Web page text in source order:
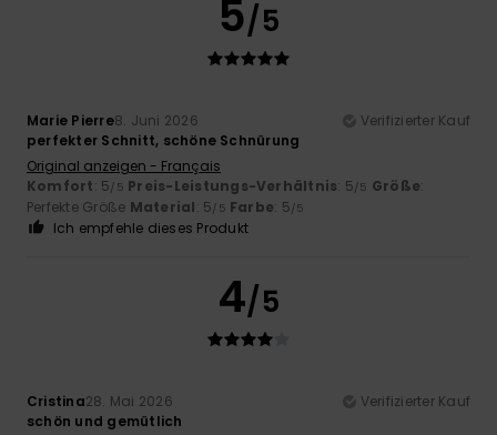
5/5
Marie Pierre8. Juni 2026
Verifizierter Kauf
perfekter Schnitt, schöne Schnürung
Original anzeigen - Français
Komfort: 5/5 Preis-Leistungs-Verhältnis: 5/5 Größe:
Perfekte Größe Material: 5/5 Farbe: 5/5
Ich empfehle dieses Produkt
4/5
Cristina28. Mai 2026
Verifizierter Kauf
schön und gemütlich